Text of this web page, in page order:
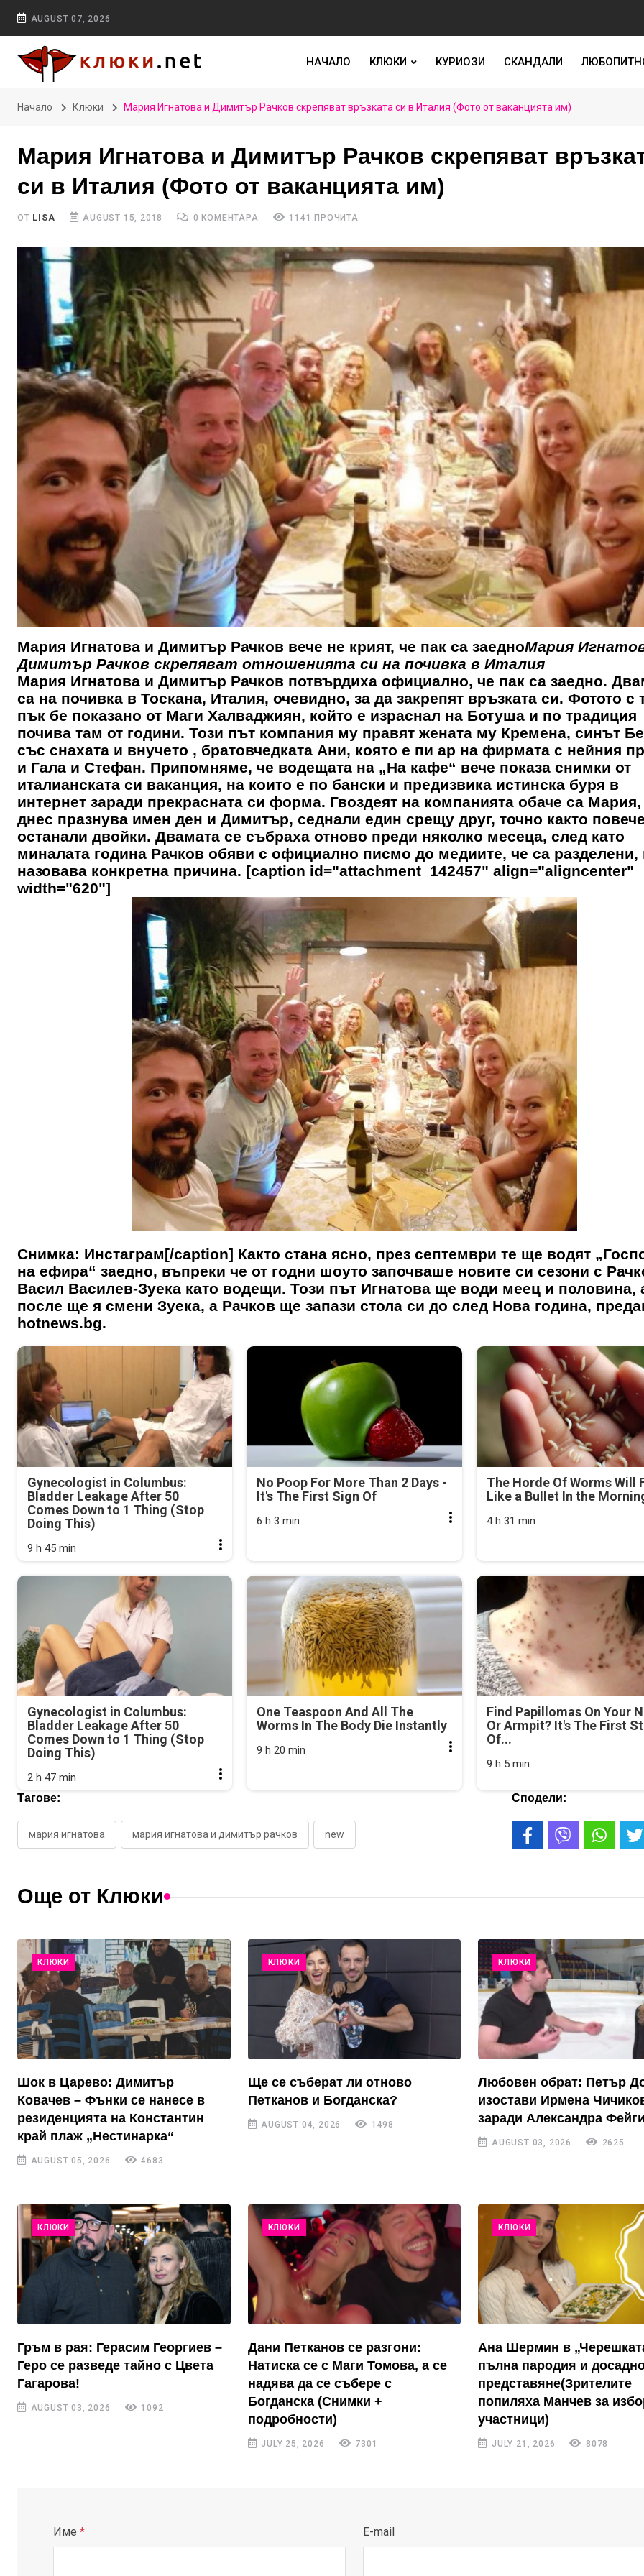
AUGUST 07, 2026
НАЧАЛО КЛЮКИ КУРИОЗИ СКАНДАЛИ
Начало Клюки Мария Игнатова и Димитър Рачков скрепяват връзката си в Италия (Фото от ваканцията им)
Мария Игнатова и Димитър Рачков скрепяват
си в Италия (Фото от ваканцията им)
ОТ LISA AUGUST 15, 2018 0 КОМЕНТАРА 1141 ПРОЧИТА
Мария Игнатова и Димитър Рачков вече не крият, че пак са заедноМария
Димитър Рачков скрепяват отношенията си на почивка в Италия
Мария Игнатова и Димитър Рачков потвърдиха официално, че пак са заедно.
са на почивка в Тоскана, Италия, очевидно, за да закрепят връзката си. Фотото с
пък бе показано от Маги Халваджиян, който е израснал на Ботуша и по традиция
почива там от години. Този път компания му правят жената му Кремена, синът
със снахата и внучето , братовчедката Ани, която е пи ар на фирмата с нейния
и Гала и Стефан. Припомняме, че водещата на „На кафе“ вече показа снимки от
италианската си ваканция, на които е по бански и предизвика истинска буря в
интернет заради прекрасната си форма. Гвоздеят на компанията обаче са Мария,
днес празнува имен ден и Димитър, седнали един срещу друг, точно както
останали двойки. Двамата се събраха отново преди няколко месеца, след като
миналата година Рачков обяви с официално писмо до медиите, че са разделени,
назовава конкретна причина. [caption id="attachment_142457" align="aligncenter"
width="620"]
Снимка: Инстаграм[/caption] Както стана ясно, през септември те ще водят
на ефира“ заедно, въпреки че от годни шоуто започваше новите си сезони с
Васил Василев-Зуека като водещи. Този път Игнатова ще води меец и половина,
после ще я смени Зуека, а Рачков ще запази стола си до след Нова година,
hotnews.bg.
Gynecologist in Columbus:
Bladder Leakage After 50
Comes Down to 1 Thing (Stop
Doing This)
9 h 45 min
No Poop For More Than 2 Days -
It's The First Sign Of
6 h 3 min
The Horde Of Worms Will
Like a Bullet In the
4 h 31 min
Gynecologist in Columbus:
Bladder Leakage After 50
Comes Down to 1 Thing (Stop
Doing This)
2 h 47 min
One Teaspoon And All The
Worms In The Body Die Instantly
9 h 20 min
Find Papillomas On Your
Or Armpit? It's The First
Of...
9 h 5 min
Тагове:
мария игнатова мария игнатова и димитър рачков new
Сподели:
Още от Клюки
КЛЮКИ
Шок в Царево: Димитър
Ковачев – Фънки се нанесе в
резиденцията на Константин
край плаж „Нестинарка“
AUGUST 05, 2026 4683
КЛЮКИ
Ще се съберат ли отново
Петканов и Богданска?
AUGUST 04, 2026 1498
КЛЮКИ
Любовен обрат: Петър
изостави Ирмена
заради Александра
AUGUST 03, 2026 2625
КЛЮКИ
Гръм в рая: Герасим Георгиев –
Геро се разведе тайно с Цвета
Гагарова!
AUGUST 03, 2026 1092
КЛЮКИ
Дани Петканов се разгони:
Натиска се с Маги Томова, а се
надява да се събере с
Богданска (Снимки +
подробности)
JULY 25, 2026 7301
КЛЮКИ
Ана Шермин в
пълна пародия и
представяне(Зрителите
попиляха Манчев за
участници)
JULY 21, 2026 8078
Име * E-mail